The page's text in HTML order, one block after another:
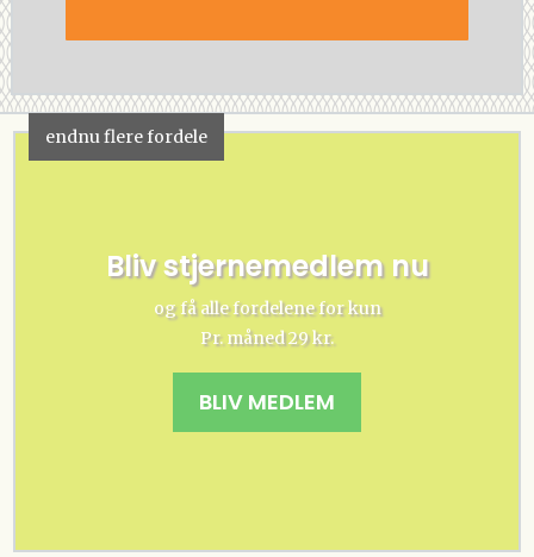
endnu flere fordele
Bliv stjernemedlem nu
og få alle fordelene for kun
Pr. måned 29 kr.
BLIV MEDLEM